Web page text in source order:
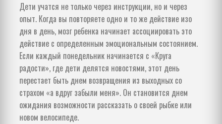
Дети учатся не только через инструкции, но и через
опыт. Когда вы повторяете одно и то же действие изо
дня в день, мозг ребенка начинает ассоциировать это
действие с определенным эмоциональным состоянием.
Если каждый понедельник начинается с «Круга
радости», где дети делятся новостями, этот день
перестает быть днем возвращения из выходных со
страхом «а вдруг забыли меня». Он становится днем
ожидания возможности рассказать о своей рыбке или
новом велосипеде.